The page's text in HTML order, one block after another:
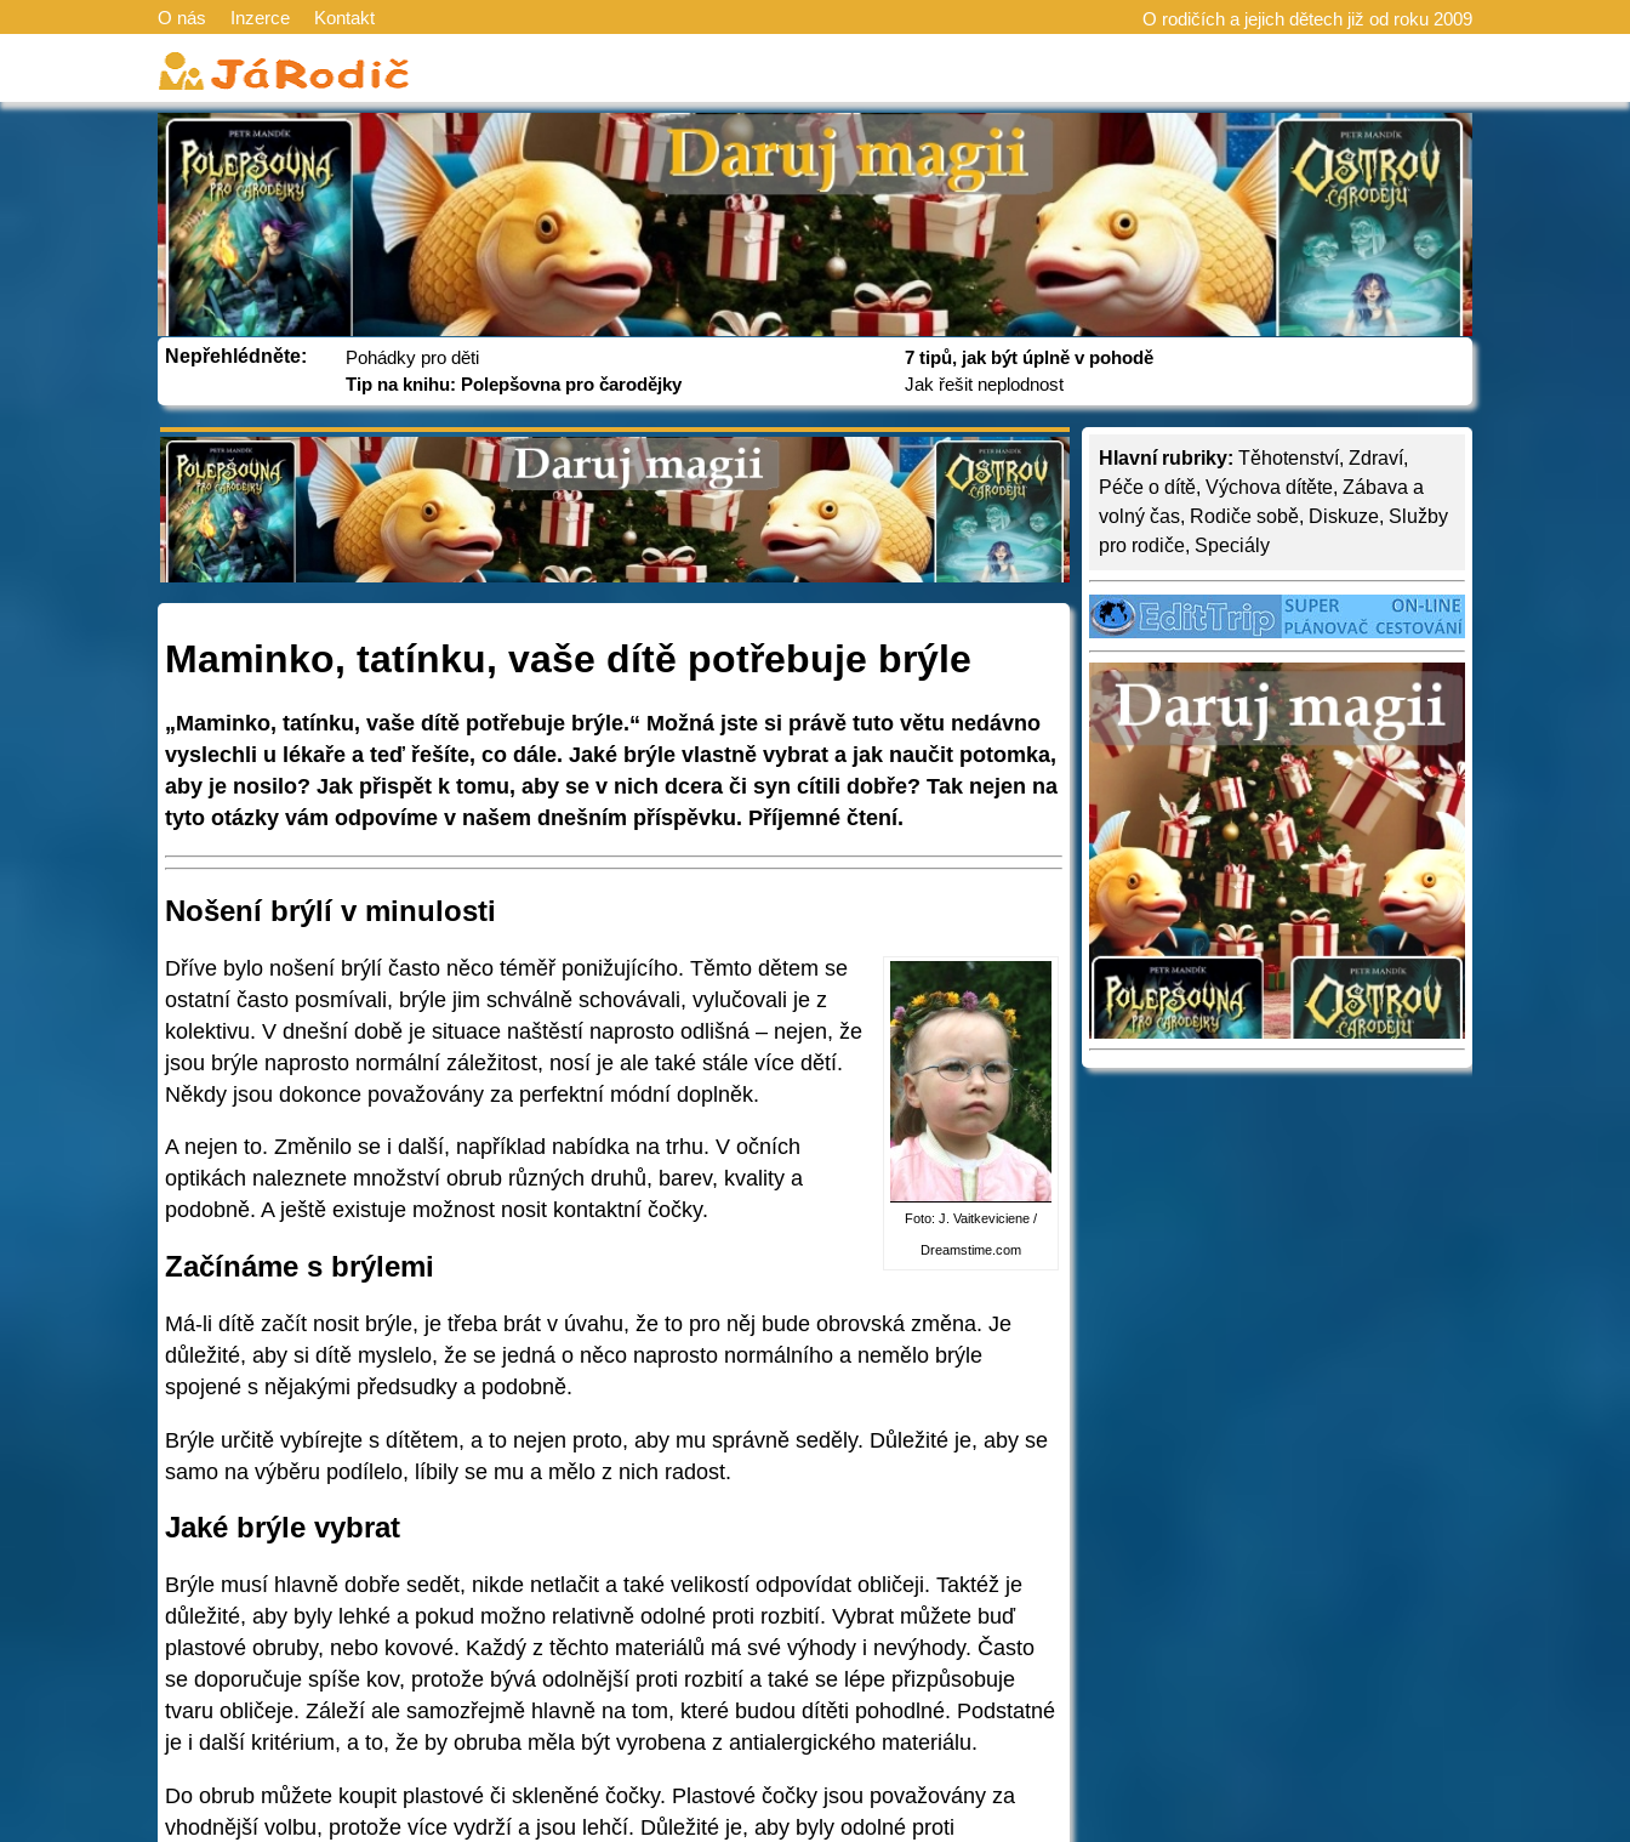
O nás Inzerce Kontakt O rodičích a jejich dětech již od roku 2009
Nepřehlédněte:
Pohádky pro děti
Tip na knihu: Polepšovna pro čarodějky
7 tipů, jak být úplně v pohodě
Jak řešit neplodnost
Hlavní rubriky: Těhotenství, Zdraví,
Péče o dítě, Výchova dítěte, Zábava a
volný čas, Rodiče sobě, Diskuze, Služby
pro rodiče, Speciály
Maminko, tatínku, vaše dítě potřebuje brýle
„Maminko, tatínku, vaše dítě potřebuje brýle.“ Možná jste si právě tuto větu nedávno
vyslechli u lékaře a teď řešíte, co dále. Jaké brýle vlastně vybrat a jak naučit potomka,
aby je nosilo? Jak přispět k tomu, aby se v nich dcera či syn cítili dobře? Tak nejen na
tyto otázky vám odpovíme v našem dnešním příspěvku. Příjemné čtení.
Nošení brýlí v minulosti
Foto: J. Vaitkeviciene /
Dreamstime.com
Dříve bylo nošení brýlí často něco téměř ponižujícího. Těmto dětem se
ostatní často posmívali, brýle jim schválně schovávali, vylučovali je z
kolektivu. V dnešní době je situace naštěstí naprosto odlišná – nejen, že
jsou brýle naprosto normální záležitost, nosí je ale také stále více dětí.
Někdy jsou dokonce považovány za perfektní módní doplněk.
A nejen to. Změnilo se i další, například nabídka na trhu. V očních
optikách naleznete množství obrub různých druhů, barev, kvality a
podobně. A ještě existuje možnost nosit kontaktní čočky.
Začínáme s brýlemi
Má-li dítě začít nosit brýle, je třeba brát v úvahu, že to pro něj bude obrovská změna. Je
důležité, aby si dítě myslelo, že se jedná o něco naprosto normálního a nemělo brýle
spojené s nějakými předsudky a podobně.
Brýle určitě vybírejte s dítětem, a to nejen proto, aby mu správně seděly. Důležité je, aby se
samo na výběru podílelo, líbily se mu a mělo z nich radost.
Jaké brýle vybrat
Brýle musí hlavně dobře sedět, nikde netlačit a také velikostí odpovídat obličeji. Taktéž je
důležité, aby byly lehké a pokud možno relativně odolné proti rozbití. Vybrat můžete buď
plastové obruby, nebo kovové. Každý z těchto materiálů má své výhody i nevýhody. Často
se doporučuje spíše kov, protože bývá odolnější proti rozbití a také se lépe přizpůsobuje
tvaru obličeje. Záleží ale samozřejmě hlavně na tom, které budou dítěti pohodlné. Podstatné
je i další kritérium, a to, že by obruba měla být vyrobena z antialergického materiálu.
Do obrub můžete koupit plastové či skleněné čočky. Plastové čočky jsou považovány za
vhodnější volbu, protože více vydrží a jsou lehčí. Důležité je, aby byly odolné proti